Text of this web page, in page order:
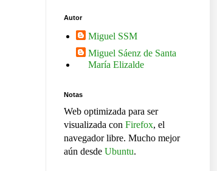
Autor
Miguel SSM
Miguel Sáenz de Santa
María Elizalde
Notas
Web optimizada para ser
visualizada con Firefox, el
navegador libre. Mucho mejor
aún desde Ubuntu.